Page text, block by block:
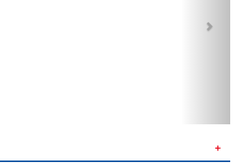
＋